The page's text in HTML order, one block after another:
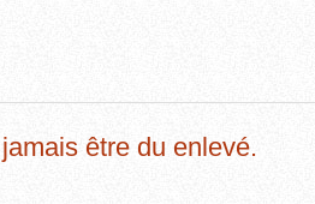
être du enlevé.